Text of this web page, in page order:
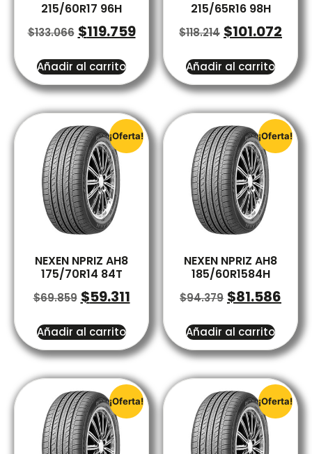
215/60R17 96H
$133.066 $119.759
Añadir al carrito
215/65R16 98H
$118.214 $101.072
Añadir al carrito
¡Oferta!
NEXEN NPRIZ AH8
175/70R14 84T
$69.859 $59.311
Añadir al carrito
¡Oferta!
NEXEN NPRIZ AH8
185/60R1584H
$94.379 $81.586
Añadir al carrito
¡Oferta! ¡Oferta!